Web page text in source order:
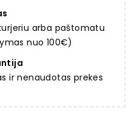
arba paštomatu
nuo 100€)
ir nenaudotas prekes